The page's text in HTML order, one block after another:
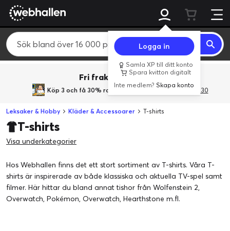
Logga in
Samla XP till ditt konto
Spara kvitton digitalt
Inte medlem?Skapa konto
Fri frakt över 800 kr.
Köp 3 och få 30% rabatt med rabattkoden 3Gives30
Leksaker & Hobby Kläder & Accessoarer T-shirts
T-shirts
Visa underkategorier
Hos Webhallen finns det ett stort sortiment av T-shirts. Våra T-
shirts är inspirerade av både klassiska och aktuella TV-spel samt
filmer. Här hittar du bland annat tishor från Wolfenstein 2,
Overwatch, Pokémon, Overwatch, Hearthstone m.fl.